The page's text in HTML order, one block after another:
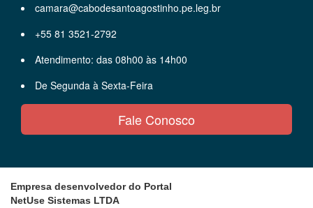
camara@cabodesantoagostinho.pe.leg.br
+55 81 3521-2792
Atendimento: das 08h00 às 14h00
De Segunda à Sexta-Feira
Fale Conosco
Empresa desenvolvedor do Portal
NetUse Sistemas LTDA